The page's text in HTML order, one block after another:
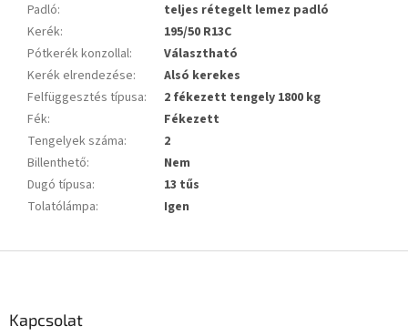
Padló:
teljes rétegelt lemez padló
Kerék:
195/50 R13C
Pótkerék konzollal:
Választható
Kerék elrendezése:
Alsó kerekes
Felfüggesztés típusa:
2 fékezett tengely 1800 kg
Fék:
Fékezett
Tengelyek száma:
2
Billenthető:
Nem
Dugó típusa:
13 tűs
Tolatólámpa: Igen
Kapcsolat